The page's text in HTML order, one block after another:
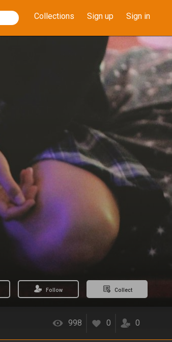
Collections Sign up Sign in
Follow Collect
998 0 0